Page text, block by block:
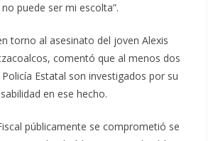
puede ser mi escolta”.
torno al asesinato del joven Alexis
comentó que al menos dos
Estatal son investigados por su
en ese hecho.
públicamente se comprometió se